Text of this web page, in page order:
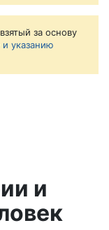
за основу
и указанию
и